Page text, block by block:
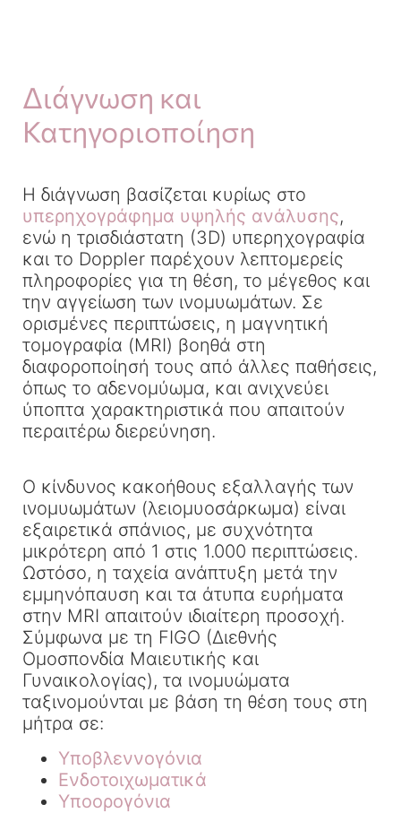
Διάγνωση και
Κατηγοριοποίηση
Η διάγνωση βασίζεται κυρίως στο
υπερηχογράφημα υψηλής ανάλυσης,
ενώ η τρισδιάστατη (3D) υπερηχογραφία
και το Doppler παρέχουν λεπτομερείς
πληροφορίες για τη θέση, το μέγεθος και
την αγγείωση των ινομυωμάτων. Σε
ορισμένες περιπτώσεις, η μαγνητική
τομογραφία (MRI) βοηθά στη
διαφοροποίησή τους από άλλες παθήσεις,
όπως το αδενομύωμα, και ανιχνεύει
ύποπτα χαρακτηριστικά που απαιτούν
περαιτέρω διερεύνηση.
Ο κίνδυνος κακοήθους εξαλλαγής των
ινομυωμάτων (λειομυοσάρκωμα) είναι
εξαιρετικά σπάνιος, με συχνότητα
μικρότερη από 1 στις 1.000 περιπτώσεις.
Ωστόσο, η ταχεία ανάπτυξη μετά την
εμμηνόπαυση και τα άτυπα ευρήματα
στην MRI απαιτούν ιδιαίτερη προσοχή.
Σύμφωνα με τη FIGO (Διεθνής
Ομοσπονδία Μαιευτικής και
Γυναικολογίας), τα ινομυώματα
ταξινομούνται με βάση τη θέση τους στη
μήτρα σε:
Υποβλεννογόνια
Ενδοτοιχωματικά
Υποορογόνια